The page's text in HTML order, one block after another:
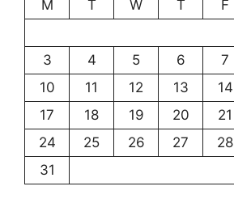
M
T W T F
3
4 5 6 7
10
11 12 13 14
17
18 19 20 21
24
25 26 27 28
31